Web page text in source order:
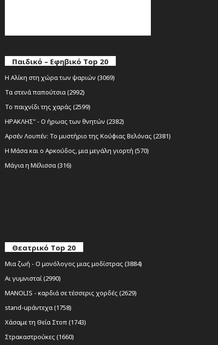
Παιδικό – Εφηβικό Top 20
Η Αλίκη στη χώρα των ψαριών (3069)
Τα στενά παπούτσια (2992)
Το παιχνίδι της χαράς (2599)
ΗΡΑΚΛΗΣ" - Ο ήρωας των θνητών (2382)
Αρσέν Λουπέν: Το μυστήριο της Κούφιας Βελόνας (2381)
Η Μάσα και ο Αρκούδος, μια μεγάλη γιορτή (570)
Μάγια η Μέλισσα (316)
Θεατρικό Top 20
Μια ζωή - Ο μονόλογος μιας μοδίστρας (3884)
Αι γυμνισταί (2990)
MANOLIS - καρδιά σε τέσσερις χορδές (2629)
stand-upάντεχα (1758)
Χάσαμε τη Θεία Στοπ (1743)
Στρακαστρούκες (1660)